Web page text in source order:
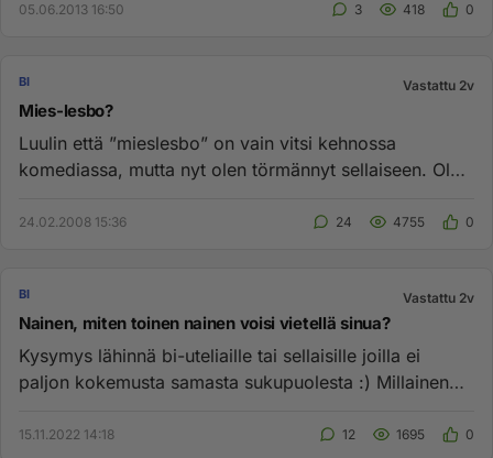
05.06.2013 16:50 3 418 0
BI Vastattu 2v
Mies-lesbo?
Luulin että ”mieslesbo” on vain vitsi kehnossa
komediassa, mutta nyt olen törmännyt sellaiseen. Olen
24.02.2008 15:36 24 4755 0
BI Vastattu 2v
Nainen, miten toinen nainen voisi vietellä sinua?
Kysymys lähinnä bi-uteliaille tai sellaisille joilla ei
paljon kokemusta samasta sukupuolesta :) Millainen
15.11.2022 14:18 12 1695 0